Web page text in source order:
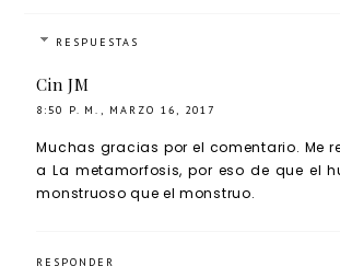
RESPUESTAS
Cin JM
8:50 P. M., MARZO 16, 2017
Muchas gracias por el comentario. Me
a La metamorfosis, por eso de que el
monstruoso que el monstruo.
RESPONDER